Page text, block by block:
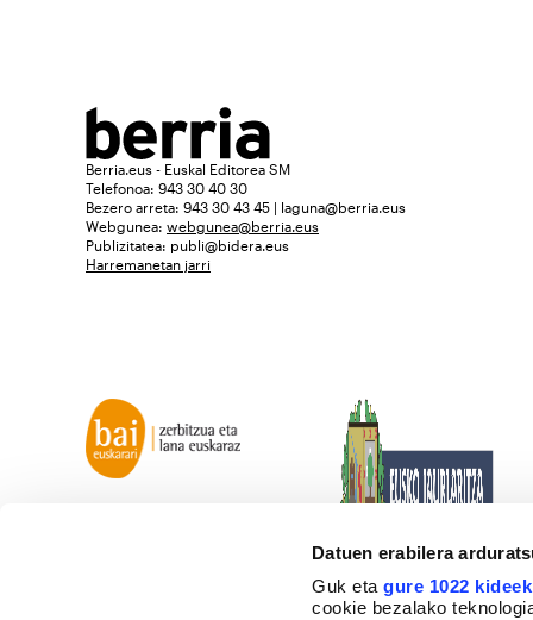
Datuen erabilera
Guk etagure 1022 kideek
cookie bezalako
Berria.eus - Euskal Editorea SM
Telefonoa: 943 30 40 30
Bezero arreta: 943 30 43 45 | laguna@berria.eus
Webgunea: webgunea@berria.eus
Publizitatea: publi@bidera.eus
Harremanetan jarri